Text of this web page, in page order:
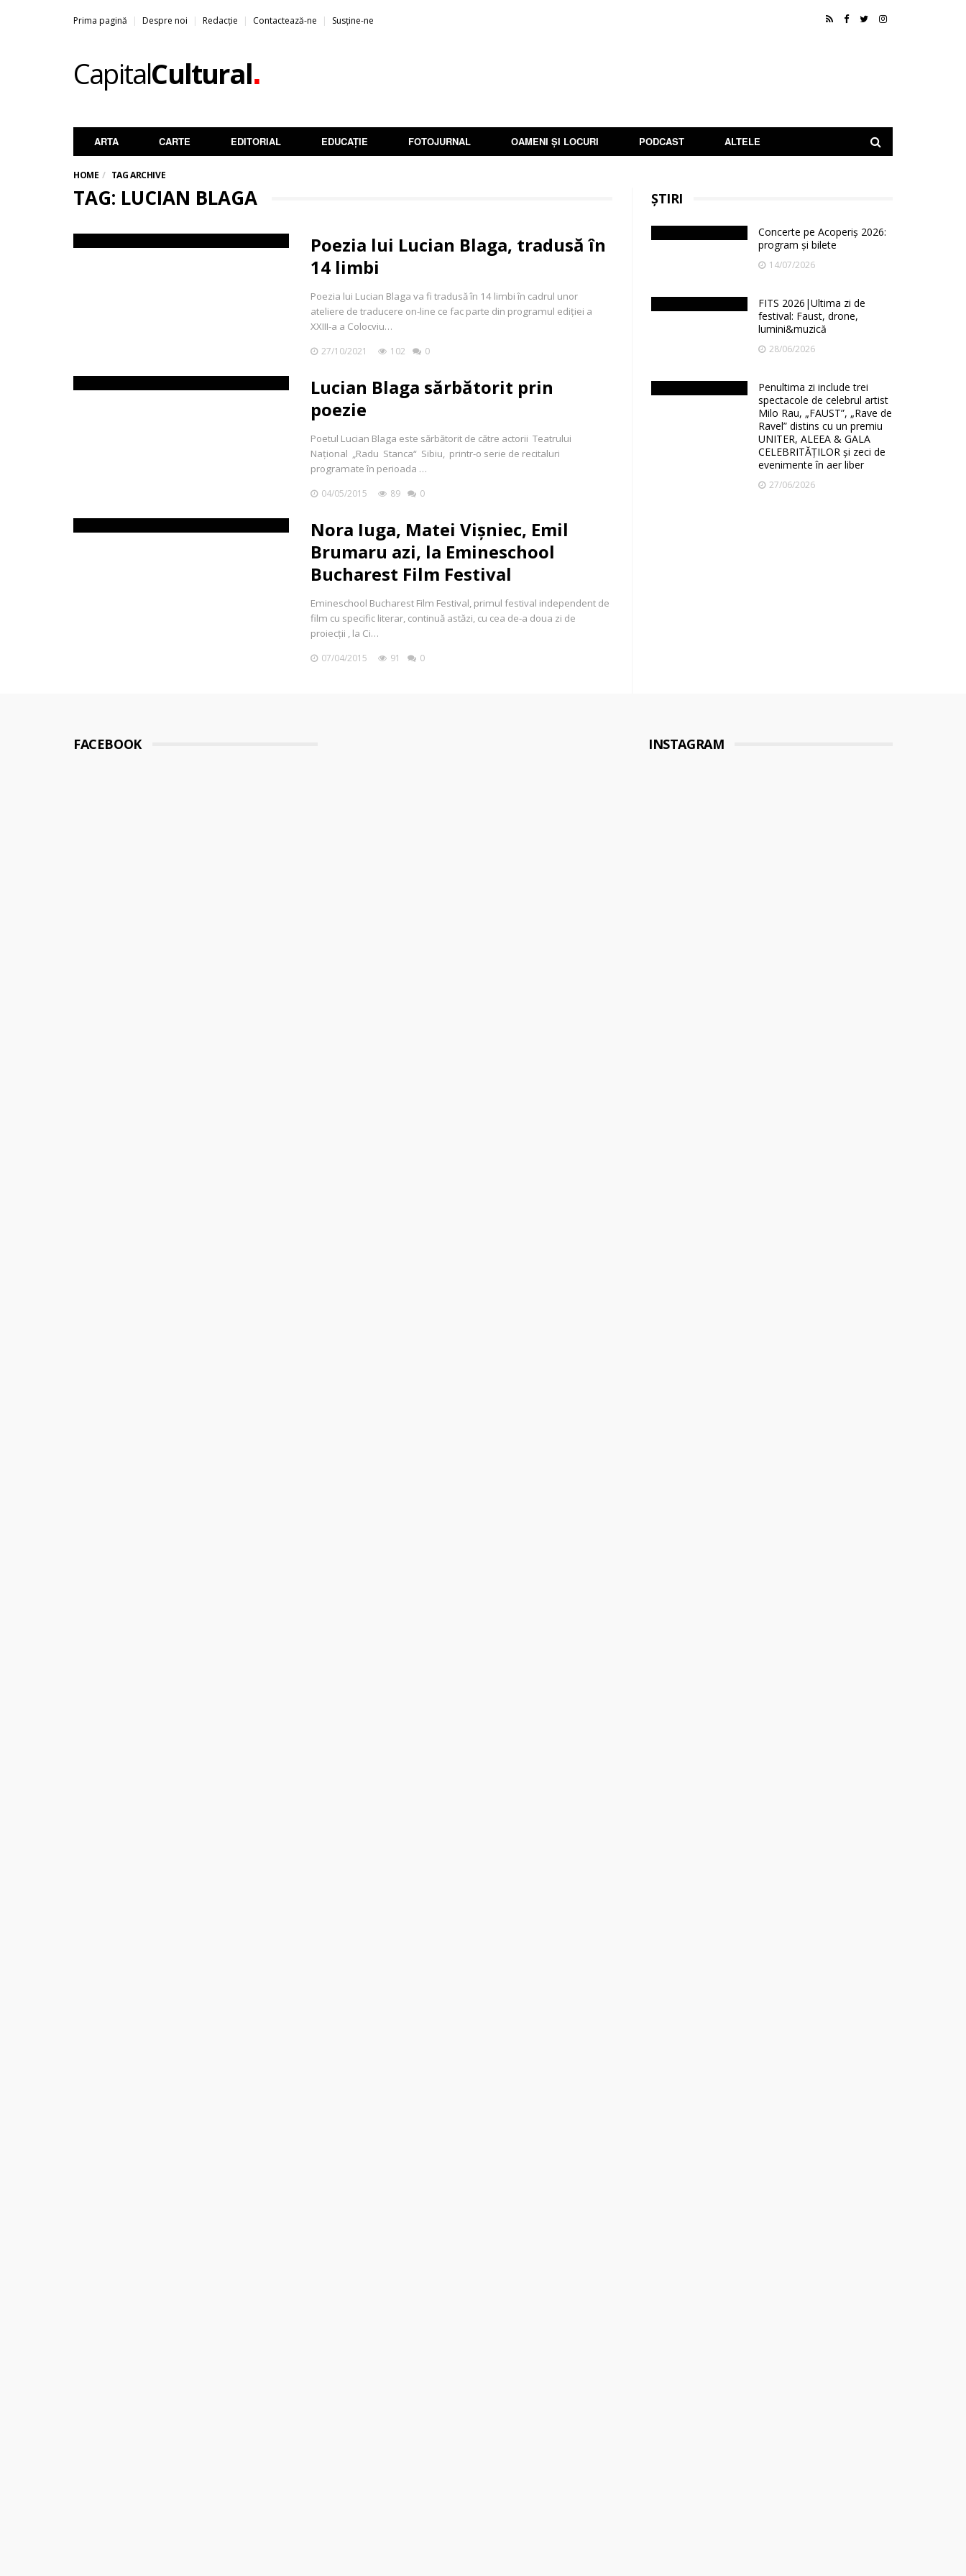
Prima pagină Despre noi Redacție Contactează-ne Susține-ne
CapitalCultural.
ARTA CARTE EDITORIAL EDUCAȚIE FOTOJURNAL OAMENI ȘI LOCURI PODCAST ALTELE
HOME TAG ARCHIVE
TAG: LUCIAN BLAGA
Poezia lui Lucian Blaga, tradusă în
14 limbi
Poezia lui Lucian Blaga va fi tradusă în 14 limbi în cadrul unor
ateliere de traducere on-line ce fac parte din programul ediției a
XXIII-a a Colocviu…
27/10/2021 102 0
Lucian Blaga sărbătorit prin
poezie
Poetul Lucian Blaga este sărbătorit de către actorii Teatrului
Naţional „Radu Stanca“ Sibiu, printr-o serie de recitaluri
programate în perioada …
04/05/2015 89 0
Nora Iuga, Matei Vişniec, Emil
Brumaru azi, la Emineschool
Bucharest Film Festival
Emineschool Bucharest Film Festival, primul festival independent de
film cu specific literar, continuă astăzi, cu cea de-a doua zi de
proiecţii , la Ci…
07/04/2015 91 0
ȘTIRI
Concerte pe Acoperiș 2026:
program și bilete
14/07/2026
FITS 2026|Ultima zi de
festival: Faust, drone,
lumini&muzică
28/06/2026
Penultima zi include trei
spectacole de celebrul artist
Milo Rau, „FAUST”, „Rave de
Ravel” distins cu un premiu
UNITER, ALEEA & GALA
CELEBRITĂȚILOR și zeci de
evenimente în aer liber
27/06/2026
FACEBOOK INSTAGRAM